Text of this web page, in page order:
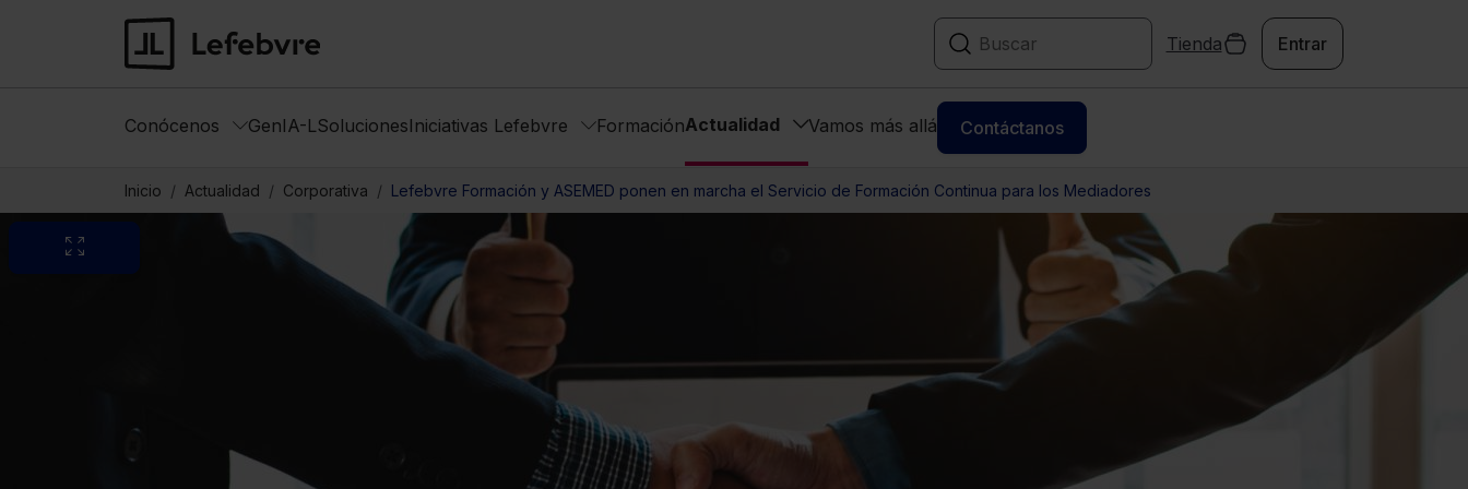
Tienda Entrar
Conócenos GenIA-LSolucionesIniciativas Lefebvre FormaciónActualidad Vamos más allá Contáctanos
Inicio Actualidad Corporativa Lefebvre Formación y ASEMED ponen en marcha el Servicio de Formación Continua para los Mediadores